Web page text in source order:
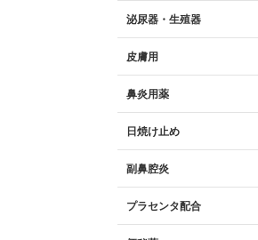
泌尿器・生殖器
皮膚用
鼻炎用薬
日焼け止め
副鼻腔炎
プラセンタ配合